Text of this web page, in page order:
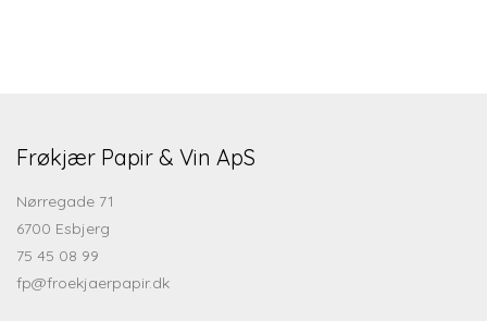
Frøkjær Papir & Vin ApS
Nørregade 71
6700 Esbjerg
75 45 08 99
fp@froekjaerpapir.dk